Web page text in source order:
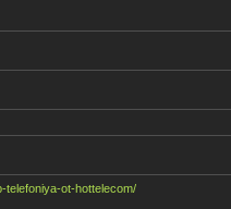
telefoniya-ot-hottelecom/